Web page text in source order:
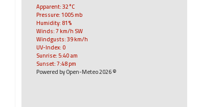
Apparent: 32°C
Pressure: 1005 mb
Humidity: 81%
Winds: 7 km/h SW
Windgusts: 39 km/h
UV-Index: 0
Sunrise: 5:40 am
Sunset: 7:48 pm
© 2026 Powered by Open-Meteo